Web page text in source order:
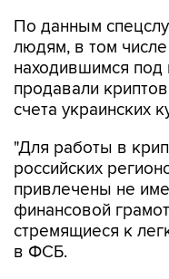
По данным
людям, в том
находившимся
продавали
счета украинских
"Для работы в
российских
привлечены не
финансовой
стремящиеся к
в ФСБ.